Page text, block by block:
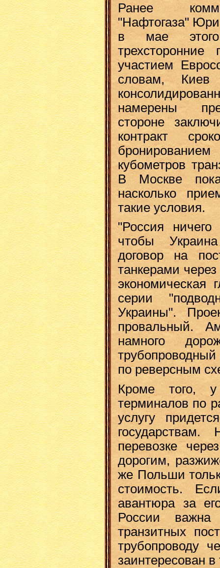
Ранее
"Нафтогаза"
в мае этого
участием
словам,
намерены
стороне
контракт
кубометров
В Москве
насколько
такие условия.
"Россия
чтобы
договор на
танкерами через
экономическая
серии
Украины".
провальный.
намного
по реверсным
Кроме того,
терминалов по
услугу
перевозке
дорогим,
же Польши
стоимость.
авантюра за
России важна
транзитных
трубопроводу
заинтересован